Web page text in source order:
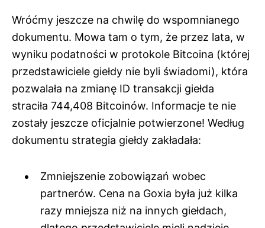
Wróćmy jeszcze na chwilę do wspomnianego
dokumentu. Mowa tam o tym, że przez lata, w
wyniku podatności w protokole Bitcoina (której
przedstawiciele giełdy nie byli świadomi), która
pozwalała na zmianę ID transakcji giełda
straciła 744,408 Bitcoinów. Informacje te nie
zostały jeszcze oficjalnie potwierzone! Według
dokumentu strategia giełdy zakładała:
Zmniejszenie zobowiązań wobec
partnerów. Cena na Goxia była już kilka
razy mniejsza niż na innych giełdach,